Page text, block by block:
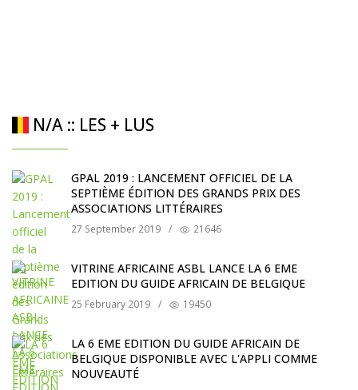
N/A :: LES + LUS
GPAL 2019 : LANCEMENT OFFICIEL DE LA
SEPTIÈME ÉDITION DES GRANDS PRIX DES
ASSOCIATIONS LITTÉRAIRES
27 September 2019 / 21646
VITRINE AFRICAINE ASBL LANCE LA 6 EME
EDITION DU GUIDE AFRICAIN DE BELGIQUE
25 February 2019 / 19450
LA 6 EME EDITION DU GUIDE AFRICAIN DE
BELGIQUE DISPONIBLE AVEC L'APPLI COMME
NOUVEAUTÉ